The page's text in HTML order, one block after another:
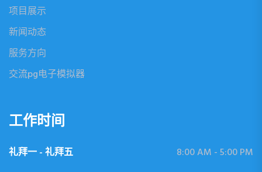
项目展示
新闻动态
服务方向
交流pg电子模拟器
工作时间
礼拜一 - 礼拜五 8:00 AM - 5:00 PM